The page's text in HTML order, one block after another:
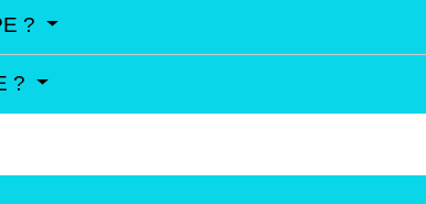
?
?